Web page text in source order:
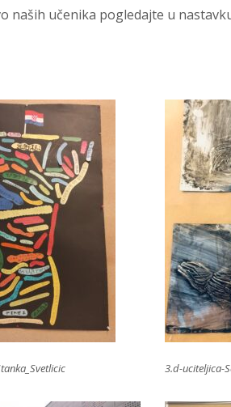
naših učenika pogledajte u
3.d-uciteljica-